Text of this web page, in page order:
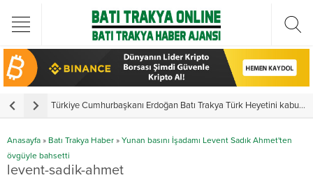
Türkiye Cumhurbaşkanı Erdoğan Batı Trakya Türk Heyetini kabul etti
Anasayfa » Batı Trakya Haber » Yunan basını İşadamı Levent Sadık Ahmet'ten
övgüyle bahsetti
levent-sadik-ahmet